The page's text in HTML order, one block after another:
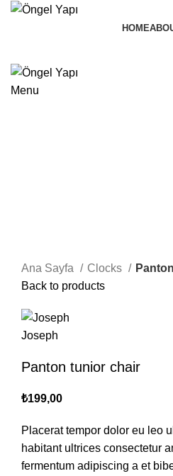
HOME
Menu
Ana Sayfa Clocks
Back to products
Panton tunior chair
₺199,00
Placerat tempor dolor eu leo
habitant ultrices consectetur
fermentum adipiscing a et